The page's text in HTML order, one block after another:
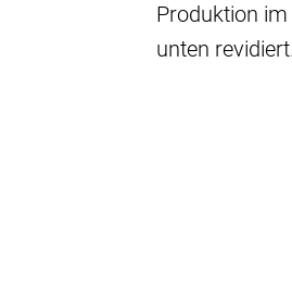
Produktion
unten revidiert.